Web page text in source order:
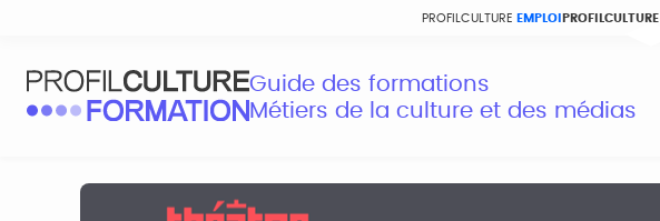
PROFILCULTURE EMPLOI PROFILCULTURE
Guide des formations
Métiers de la culture et des médias